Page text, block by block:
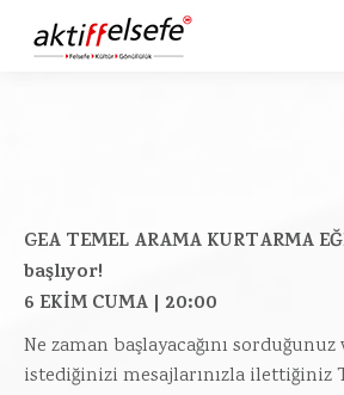
GEA TEMEL ARAMA KURTARMA
başlıyor!
6 EKİM CUMA | 20:00
Ne zaman başlayacağını sorduğunuz
istediğinizi mesajlarınızla ilettiğiniz